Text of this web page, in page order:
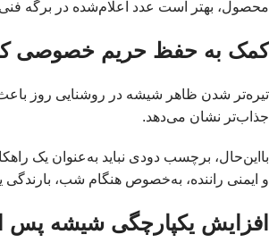
محصول، بهتر است عدد اعلام‌شده در برگه فنی
کمک به حفظ حریم خصوصی
تیره‌تر شدن ظاهر شیشه در روشنایی روز
جذاب‌تر نشان می‌دهد.
بااین‌حال، برچسب دودی نباید به‌عنوان یک
و ایمنی راننده، به‌خصوص هنگام شب، بارندگی
افزایش یکپارچگی شیشه